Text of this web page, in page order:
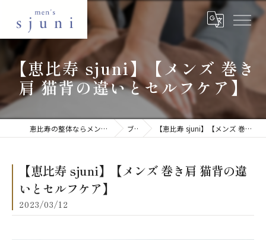
【恵比寿 sjuni】【メンズ 巻き
肩 猫背の違いとセルフケア】
恵比寿の整体ならメンズ美容整体 sjuni 恵比寿店 ブログ 【恵比寿 sjuni】【メンズ 巻き肩 猫背の違いとセルフケア】
【恵比寿 sjuni】【メンズ 巻き肩 猫背の違
いとセルフケア】
2023/03/12